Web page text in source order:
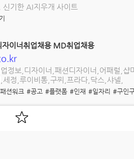
기한 AI지우개 사이트
이너취업채용 MD취업채용
정보,디자이너,패션디자이너,어패럴,
정,루이비통,구찌,프라다,닥스,샤넬,
션워크 #공고 #플랫폼 #인재 #일자리 #구인